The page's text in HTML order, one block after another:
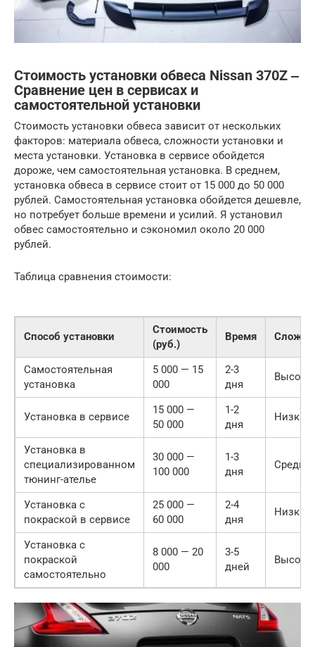
Стоимость установки обвеса Nissan 370Z ‒
Сравнение цен в сервисах и
самостоятельной установки
Стоимость установки обвеса зависит от нескольких
факторов: материала обвеса, сложности установки и
места установки. Установка в сервисе обойдется
дороже, чем самостоятельная установка. В среднем,
установка обвеса в сервисе стоит от 15 000 до 50 000
рублей. Самостоятельная установка обойдется дешевле,
но потребует больше времени и усилий. Я установил
обвес самостоятельно и сэкономил около 20 000
рублей.
Таблица сравнения стоимости:
Способ установки
Стоимость
(руб.)
Время
Самостоятельная
установка
5 000 — 15
000
2-3
дня
Установка в сервисе
15 000 —
50 000
1-2
дня
Низкая
Установка в
специализированном
тюнинг-ателье
30 000 —
100 000
1-3
дня
Установка с
покраской в сервисе
25 000 —
60 000
2-4
дня
Низкая
Установка с
покраской
самостоятельно
8 000 — 20
000
3-5
дней